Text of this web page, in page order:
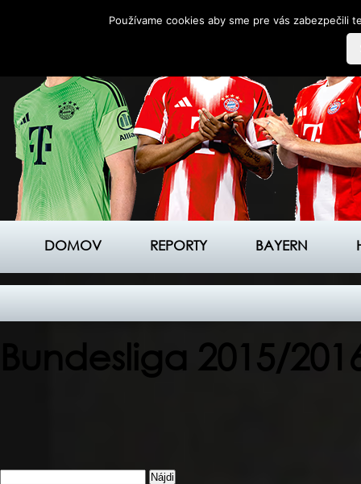
DOMOV REPORTY BAYERN
Bundesliga 2015/
Používame cookies aby sme pre vás zabezpečili